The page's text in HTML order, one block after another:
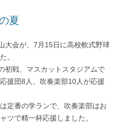
夏
大会が、7月15日に高校軟式野球
。
初戦、マスカットスタジアムで
援団8人、吹奏楽部10人が応援
定番の学ランで、吹奏楽部はお
ツで精一杯応援しました。